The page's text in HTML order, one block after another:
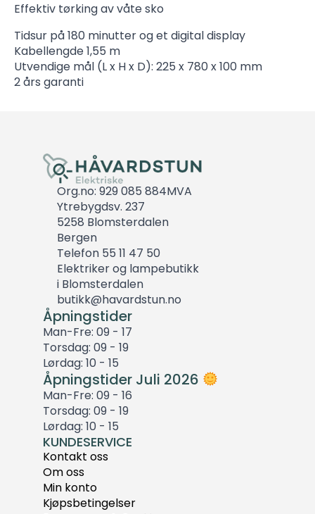
Effektiv tørking av våte sko
Tidsur på 180 minutter og et digital display
Kabellengde 1,55 m
Utvendige mål (L x H x D): 225 x 780 x 100 mm
2 års garanti
Org.no: 929 085 884MVA
Ytrebygdsv. 237
5258 Blomsterdalen
Bergen
Telefon 55 11 47 50
Elektriker og lampebutikk
i Blomsterdalen
butikk@havardstun.no
Åpningstider
Man-Fre: 09 - 17
Torsdag: 09 - 19
Lørdag: 10 - 15
Åpningstider Juli 2026
Man-Fre: 09 - 16
Torsdag: 09 - 19
Lørdag: 10 - 15
KUNDESERVICE
Kontakt oss
Om oss
Min konto
Kjøpsbetingelser